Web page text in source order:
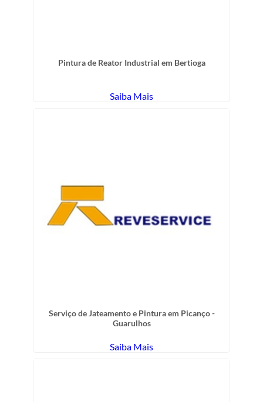
Pintura de Reator Industrial em Bertioga
Saiba Mais
Serviço de Jateamento e Pintura em Picanço -
Guarulhos
Saiba Mais